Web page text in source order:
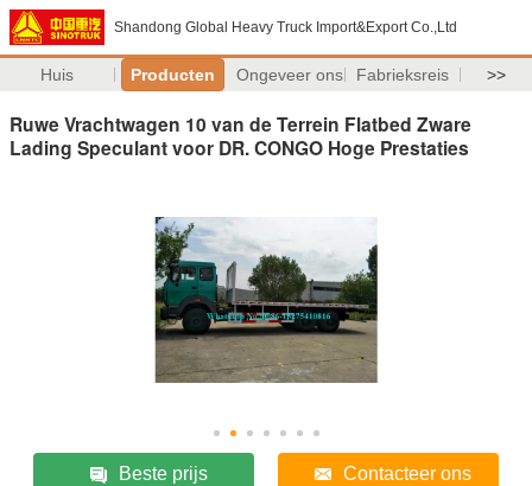
Shandong Global Heavy Truck Import&Export Co.,Ltd
Huis Producten Ongeveer ons Fabrieksreis >>
Ruwe Vrachtwagen 10 van de Terrein Flatbed Zware
Lading Speculant voor DR. CONGO Hoge Prestaties
Beste prijs Contacteer ons